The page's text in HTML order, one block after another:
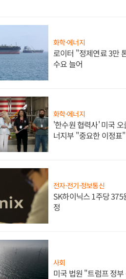
화학·에너지
로이터 "정제연료 3만
수요 늘어
화학·에너지
'한수원 협력사' 미국
너지부 "중요한 이정표"
전자·전기·정보통신
SK하이닉스 1주당 375
정
사회
미국 법원 "트럼프 정